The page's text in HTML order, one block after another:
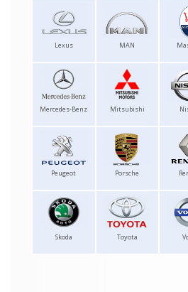
Lexus MAN
Mercedes-Benz Mitsubishi
Peugeot Porsche
Skoda Toyota